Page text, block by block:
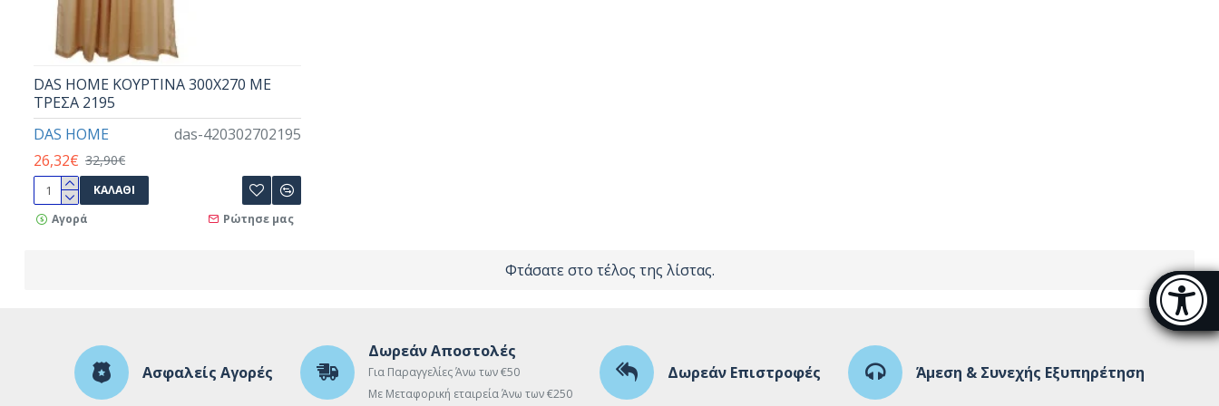
Μπάρα
DAS HOME das-420302702195
DAS HOME ΚΟΥΡΤΙΝΑ 300Χ270 ΜΕ
ΤΡΕΣΑ 2195
26,32€ 32,90€
ΚΑΛΆΘΙ
Αγορά
Ρώτησε μας
Φτάσατε στο τέλος της λίστας.
Ασφαλείς Αγορές
Δωρεάν Αποστολές
Για Παραγγελίες Άνω των €50
Με Μεταφορική εταιρεία Άνω των €250
Δωρεάν Επιστροφές Άμεση & Συνεχής Εξυπηρέτηση